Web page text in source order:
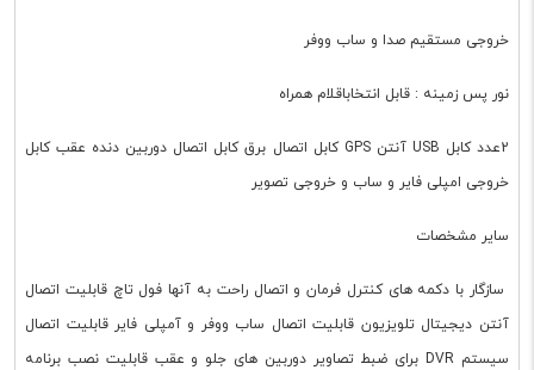
خروجی مستقیم صدا و ساب ووفر
نور پس زمینه : قابل انتخاباقلام همراه
2عدد کابل USB آنتن GPS کابل اتصال برق کابل اتصال دوربین دنده عقب کابل
خروجی امپلی فایر و ساب و خروجی تصویر
سایر مشخصات
سازگار با دکمه های کنترل فرمان و اتصال راحت به آنها فول تاچ قابلیت اتصال
آنتن دیجیتال تلویزیون قابلیت اتصال ساب ووفر و آمپلی فایر قابلیت اتصال
سیستم DVR برای ضبط تصاویر دوربین های جلو و عقب قابلیت نصب برنامه